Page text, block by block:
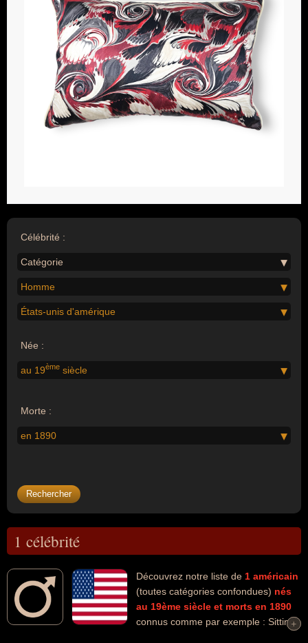
Célébrité :
Catégorie
Homme
États-unis d'amérique
Née :
au 19ème siècle
Morte :
en 1890
1 célébrité
Découvrez notre liste de 1 américain
(toutes catégories confondues) nés
au 19ème siècle et morts en 1890
connus comme par exemple : Sitting+
+